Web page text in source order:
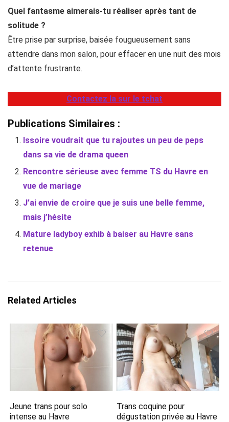
Quel fantasme aimerais-tu réaliser après tant de
solitude ?
Être prise par surprise, baisée fougueusement sans
attendre dans mon salon, pour effacer en une nuit des mois
d’attente frustrante.
Contactez la sur le tchat
Publications Similaires :
Issoire voudrait que tu rajoutes un peu de peps
dans sa vie de drama queen
Rencontre sérieuse avec femme TS du Havre en
vue de mariage
J’ai envie de croire que je suis une belle femme,
mais j’hésite
Mature ladyboy exhib à baiser au Havre sans
retenue
Related Articles
Jeune trans pour solo
intense au Havre
Trans coquine pour
dégustation privée au Havre